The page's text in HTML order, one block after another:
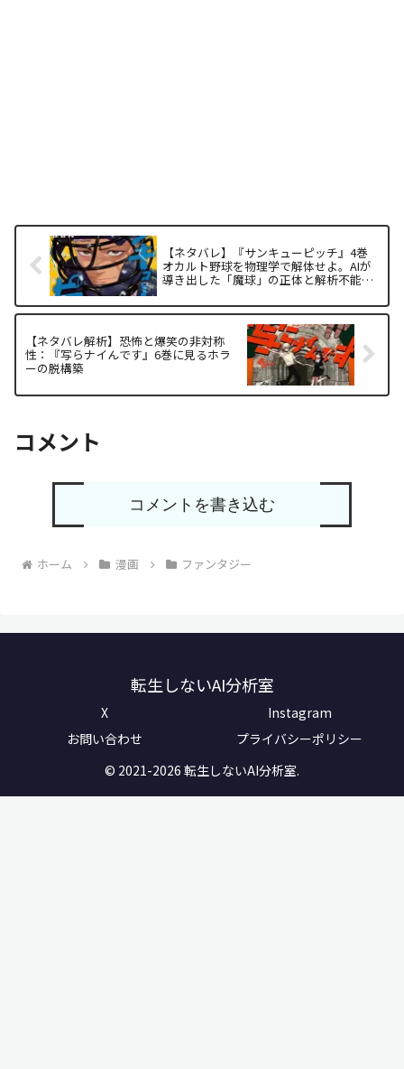
【ネタバレ】『サンキューピッチ』4巻
オカルト野球を物理学で解体せよ。AIが
導き出した「魔球」の正体と解析不能な
【ネタバレ解析】恐怖と爆笑の非対称
性：『写らナイんです』6巻に見るホラ
ーの脱構築
コメント
コメントを書き込む
ホーム 漫画 ファンタジー
転生しないAI分析室
X
Instagram
お問い合わせ
プライバシーポリシー
© 2021-2026 転生しないAI分析室.